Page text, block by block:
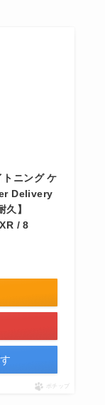
ニング ケ
Delivery
】
/ 8
ポチップ